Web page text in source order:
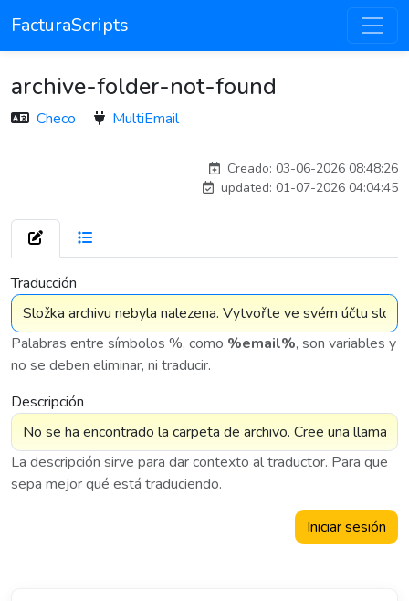
FacturaScripts
archive-folder-not-found
Checo MultiEmail
Creado: 03-06-2026 08:48:26
updated: 01-07-2026 04:04:45
Traducción
Palabras entre símbolos %, como %email%, son variables y
no se deben eliminar, ni traducir.
Descripción
La descripción sirve para dar contexto al traductor. Para que
sepa mejor qué está traduciendo.
Iniciar sesión